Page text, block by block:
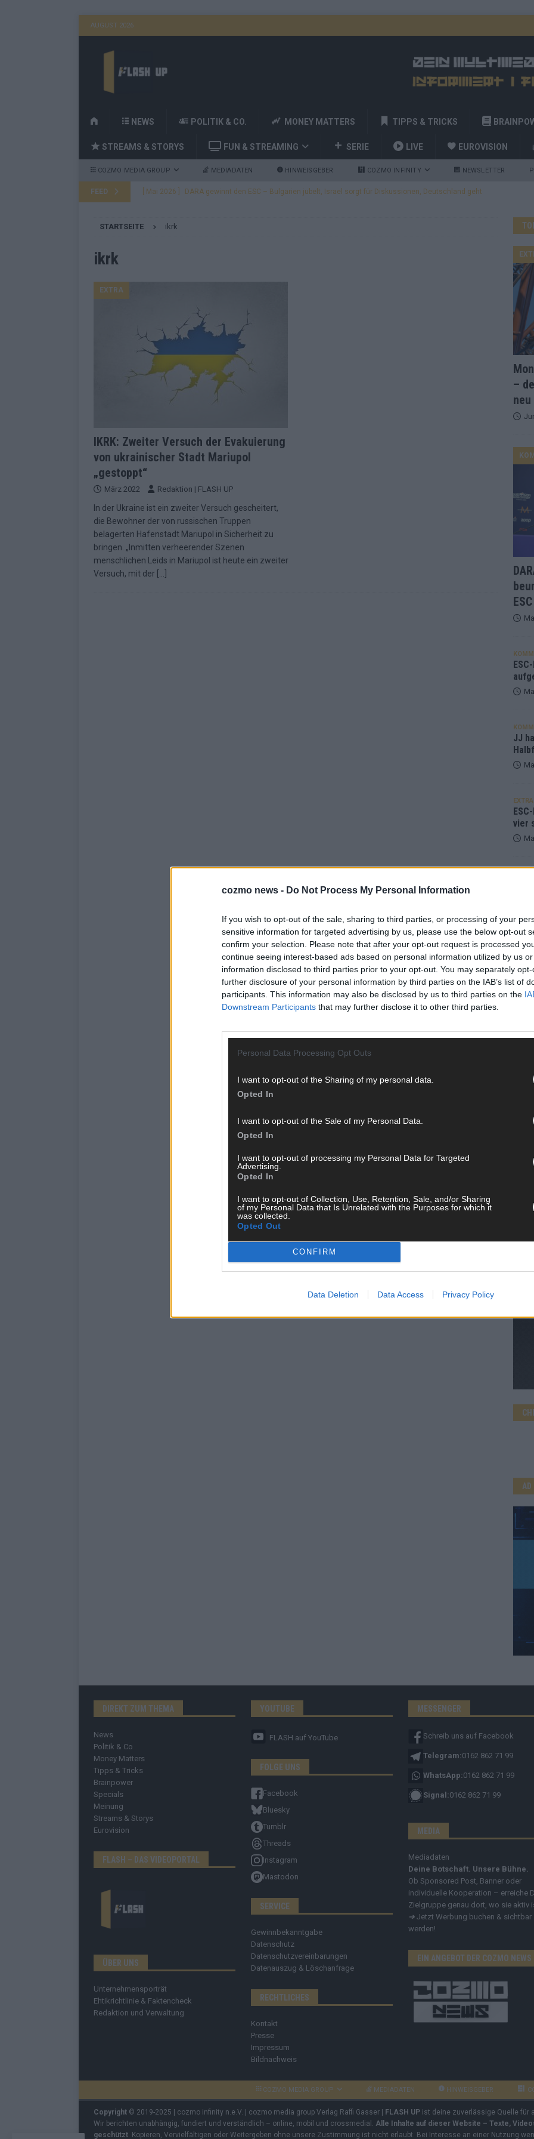
cozmo news - Do Not Process My Personal Information
If you wish to opt-out of the sale, sharing to third parties, or processing of your
sensitive information for targeted advertising by us, please use the below opt-out
confirm your selection. Please note that after your opt-out request is processed
continue seeing interest-based ads based on personal information utilized by us
information disclosed to third parties prior to your opt-out. You may separately
further disclosure of your personal information by third parties on the IAB’s list of
participants. This information may also be disclosed by us to third parties on the
Downstream Participants that may further disclose it to other third parties.
Personal Data Processing Opt Outs
I want to opt-out of the Sharing of my personal data.
Opted In
I want to opt-out of the Sale of my Personal Data.
Opted In
I want to opt-out of processing my Personal Data for Targeted
Advertising.
Opted In
I want to opt-out of Collection, Use, Retention, Sale, and/or Sharing
of my Personal Data that Is Unrelated with the Purposes for which it
was collected.
Opted Out
CONFIRM
Data Deletion Data Access Privacy Policy
AUGUST 2026
H
M
E
NEWS POLITIK & CO. MONEY MATTERS TIPPS & TRICKS
STREAMS & STORYS FUN & STREAMING SERIE LIVE EUROVISION
COZMO MEDIA GROUP MEDIADATEN HINWEISGEBER COZMO INFINITY NEWSLETTER
FEED [ Mai 2026 ] DARA gewinnt den ESC – Bulgarien jubelt, Israel sorgt für Diskussionen, Deutschland geht
KOMMENTAR
[ Mai 2026 ] „Douze Points“ – wie eine Zahl zur Ikone wurde: 70 Jahre ESC-Wertungsgeschichte!
EUROVISION
[ Mai 2026 ] Das ESC-Finale ist komplett – 26 Länder wollen den Sieg in Wien
JJ hat den Abend gerettet – der Rest des ESC-Halbfinales war solide, aber kein Feuerwerk
[ Mai 2026 ] ESC-Halbfinale 2: Das sagen die Wettquoten – vier sicher, sechs zittern, einer chancenlos!
EXTRA
KOMMENTAR
STARTSEITE ikrk
ikrk
EXTRA
IKRK: Zweiter Versuch der Evakuierung
von ukrainischer Stadt Mariupol
„gestoppt“
März 2022 Redaktion | FLASH UP
In der Ukraine ist ein zweiter Versuch gescheitert,
die Bewohner der von russischen Truppen
belagerten Hafenstadt Mariupol in Sicherheit zu
bringen. „Inmitten verheerender Szenen
menschlichen Leids in Mariupol ist heute ein zweiter
Versuch, mit der
–
neu
JJ
EXTRA
vier
EXTRA
AD
DIREKT ZUM THEMA
News
Politik & Co
Money Matters
Tipps & Tricks
Brainpower
Specials
Meinung
Streams & Storys
Eurovision
FLASH – DAS VIDEOPORTAL
ÜBER UNS
Unternehmensporträt
Ehtikrichtlinie & Faktencheck
Redaktion und Verwaltung
YOUTUBE
FLASH auf YouTube
FOLGE UNS
Facebook
Bluesky
Tumblr
Threads
Instagram
Mastodon
SERVICE
Gewinnbekanntgabe
Datenschutz
Datenschutzvereinbarungen
Datenauszug & Löschanfrage
RECHTLICHES
Kontakt
Presse
Impressum
Bildnachweis
MESSENGER
Schreib uns auf Facebook
Telegram:0162 862 71 99
WhatsApp:0162 862 71 99
Signal:0162 862 71 99
MEDIA
Mediadaten
Deine Botschaft. Unsere Bühne.
Ob Sponsored Post, Banner oder
individuelle Kooperation – erreiche
Zielgruppe genau dort, wo sie aktiv
➔ Jetzt Werbung buchen & sichtbar
werden!
EIN ANGEBOT DER COZMO NEWS
COZMO MEDIA GROUP MEDIADATEN HINWEISGEBER
Copyright © 2019-2025 | cozmo infinity n.e.V. | cozmo media group Verlag Raffi Gasser | FLASH UP ist deine zuverlässige Quelle für
Wir berichten unabhängig, fundiert und verständlich – online, mobil und crossmedial. Alle Inhalte auf dieser Website – Texte,
geschützt . Kopieren, Vervielfältigen oder Weitergeben ohne unsere Zustimmung ist nicht erlaubt. Bei Interesse an einer Nutzung